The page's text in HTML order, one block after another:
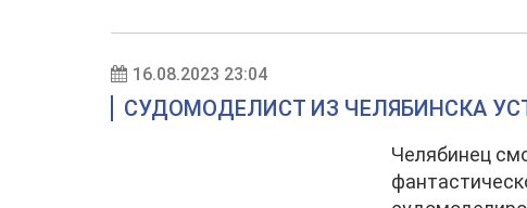
16.08.2023 23:04
СУДОМОДЕЛИСТ ИЗ ЧЕЛЯБИНСКА
Челябинец